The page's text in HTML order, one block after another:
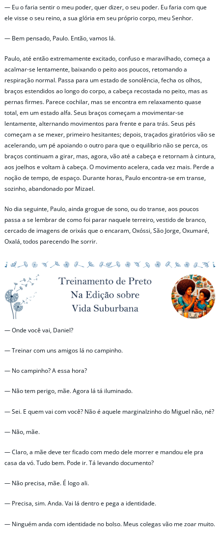
— Eu o faria sentir o meu poder, quer dizer, o seu poder. Eu faria com que
ele visse o seu reino, a sua glória em seu próprio corpo, meu Senhor.
— Bem pensado, Paulo. Então, vamos lá.
Paulo, até então extremamente excitado, confuso e maravilhado, começa a
acalmar-se lentamente, baixando o peito aos poucos, retomando a
respiração normal. Passa para um estado de sonolência, fecha os olhos,
braços estendidos ao longo do corpo, a cabeça recostada no peito, mas as
pernas firmes. Parece cochilar, mas se encontra em relaxamento quase
total, em um estado alfa. Seus braços começam a movimentar-se
lentamente, alternando movimentos para frente e para trás. Seus pés
começam a se mexer, primeiro hesitantes; depois, traçados giratórios vão se
acelerando, um pé apoiando o outro para que o equilíbrio não se perca, os
braços continuam a girar, mas, agora, vão até a cabeça e retornam à cintura,
aos joelhos e voltam à cabeça. O movimento acelera, cada vez mais. Perde a
noção de tempo, de espaço. Durante horas, Paulo encontra-se em transe,
sozinho, abandonado por Mizael.
No dia seguinte, Paulo, ainda grogue de sono, ou do transe, aos poucos
passa a se lembrar de como foi parar naquele terreiro, vestido de branco,
cercado de imagens de orixás que o encaram, Oxóssi, São Jorge, Oxumaré,
Oxalá, todos parecendo lhe sorrir.
— Onde você vai, Daniel?
— Treinar com uns amigos lá no campinho.
— No campinho? A essa hora?
— Não tem perigo, mãe. Agora lá tá iluminado.
— Sei. E quem vai com você? Não é aquele marginalzinho do Miguel não, né?
— Não, mãe.
— Claro, a mãe deve ter ficado com medo dele morrer e mandou ele pra
casa da vó. Tudo bem. Pode ir. Tá levando documento?
— Não precisa, mãe. É logo ali.
— Precisa, sim. Anda. Vai lá dentro e pega a identidade.
— Ninguém anda com identidade no bolso. Meus colegas vão me zoar muito.